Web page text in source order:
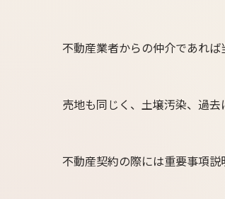
不動産業者からの仲介であれ
売地も同じく、土壌汚染、過
不動産契約の際には重要事項